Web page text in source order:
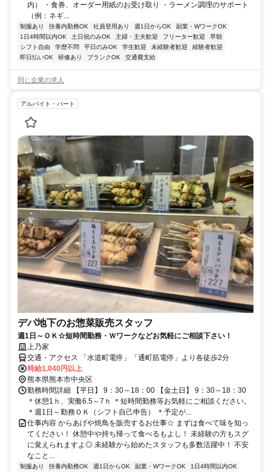
内） ・食券、オーダー用紙のお受け取り ・ラーメン調理のサポート
（例：ネギ...
制服あり 扶養内勤務OK 社員登用あり 週1日からOK
副業・WワークOK
1日4時間以内OK
土日祝のみOK 主婦・主夫歓迎 フリーター歓迎
早朝
シフト自由
学歴不問 平日のみOK 学生歓迎 未経験者歓迎
経験者歓迎
即日払いOK
研修あり ブランクOK 交通費支給
同じ企業の求人
アルバイト・パート
デパ地下のお惣菜販売スタッフ
週1日～ＯＫ☆短時間勤務・Ｗワークなどお気軽にご相談下さい！
上乃家
交通・アクセス 「水道町電停」「通町筋電停」より各徒歩2分
時給1,040円以上
熊本県熊本市中央区
勤務時間詳細 【平日】 9：30～18：00 【金土日】 9：30～18：30
＊休憩1ｈ、実働6.5～7ｈ ＊短時間勤務等お気軽にご相談ください。
＊週1日～勤務ＯＫ（シフト自己申告） ＊予定が...
仕事内容 からあげや焼鳥を販売するお仕事☆ まずは食べて味を知っ
てください！ 休憩中や持ち帰って食べるもよし！ 未経験の方もスグ
に覚えられますよ◎ 未経験から始めたスタッフも多数活躍中！ 不安
なこと...
制服あり 扶養内勤務OK 週1日からOK 副業・WワークOK
1日4時間以内OK